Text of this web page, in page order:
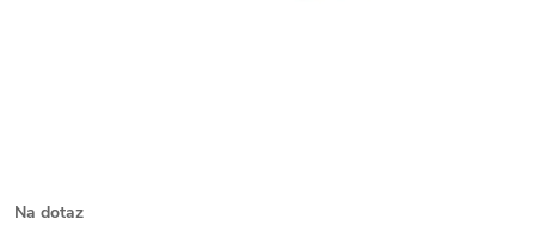
Na dotaz